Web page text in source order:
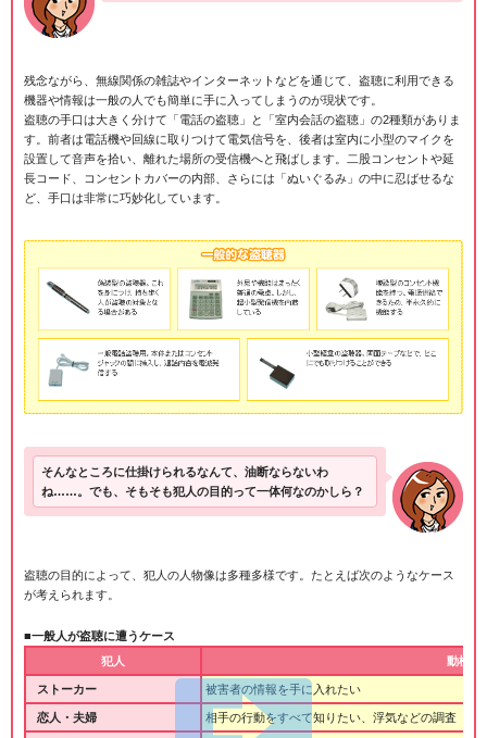
残念ながら、無線関係の雑誌やインターネットなどを通じて、盗聴に利用できる
機器や情報は一般の人でも簡単に手に入ってしまうのが現状です。
盗聴の手口は大きく分けて「電話の盗聴」と「室内会話の盗聴」の2種類がありま
す。前者は電話機や回線に取りつけて電気信号を、後者は室内に小型のマイクを
設置して音声を拾い、離れた場所の受信機へと飛ばします。二股コンセントや延
長コード、コンセントカバーの内部、さらには「ぬいぐるみ」の中に忍ばせるな
ど、手口は非常に巧妙化しています。
そんなところに仕掛けられるなんて、油断ならないわ
ね……。でも、そもそも犯人の目的って一体何なのかしら？
盗聴の目的によって、犯人の人物像は多種多様です。たとえば次のようなケース
が考えられます。
■一般人が盗聴に遭うケース
犯人
動機・
ストーカー 被害者の情報を手に入れたい
恋人・夫婦 相手の行動をすべて知りたい、浮気などの調査